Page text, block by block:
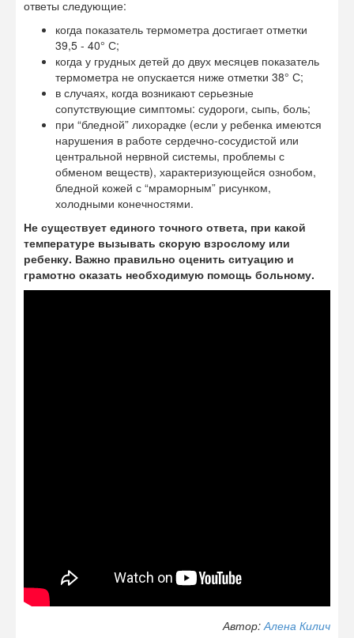
ответы следующие:
когда показатель термометра достигает отметки
39,5 - 40° С;
когда у грудных детей до двух месяцев показатель
термометра не опускается ниже отметки 38° С;
в случаях, когда возникают серьезные
сопутствующие симптомы: судороги, сыпь, боль;
при “бледной” лихорадке (если у ребенка имеются
нарушения в работе сердечно-сосудистой или
центральной нервной системы, проблемы с
обменом веществ), характеризующейся ознобом,
бледной кожей с “мраморным” рисунком,
холодными конечностями.
Не существует единого точного ответа, при какой
температуре вызывать скорую взрослому или
ребенку. Важно правильно оценить ситуацию и
грамотно оказать необходимую помощь больному.
Автор:Алена Килич